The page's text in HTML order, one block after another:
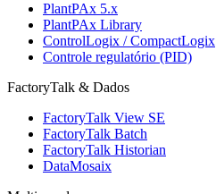
PlantPAx 5.x
PlantPAx Library
ControlLogix / CompactLogix
Controle regulatório (PID)
FactoryTalk & Dados
FactoryTalk View SE
FactoryTalk Batch
FactoryTalk Historian
DataMosaix